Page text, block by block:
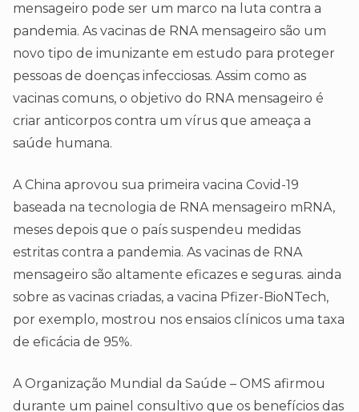
mensageiro pode ser um marco na luta contra a
pandemia. As vacinas de RNA mensageiro são um
novo tipo de imunizante em estudo para proteger
pessoas de doenças infecciosas. Assim como as
vacinas comuns, o objetivo do RNA mensageiro é
criar anticorpos contra um vírus que ameaça a
saúde humana.
A China aprovou sua primeira vacina Covid-19
baseada na tecnologia de RNA mensageiro mRNA,
meses depois que o país suspendeu medidas
estritas contra a pandemia. As vacinas de RNA
mensageiro são altamente eficazes e seguras. ainda
sobre as vacinas criadas, a vacina Pfizer-BioNTech,
por exemplo, mostrou nos ensaios clínicos uma taxa
de eficácia de 95%.
A Organização Mundial da Saúde – OMS afirmou
durante um painel consultivo que os benefícios das